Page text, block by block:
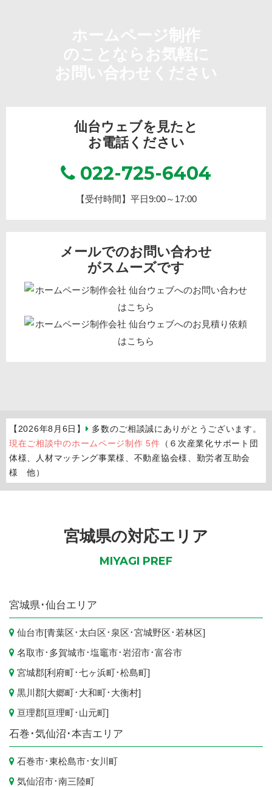
仙台ウェブを見たと
お電話ください
022-725-6404
【受付時間】平日9:00～17:00
メールでのお問い合わせ
がスムーズです
【2026年8月6日】
多数のご相談誠にありがとうございます。
現在ご相談中のホームページ制作 5件 （６次産業化サポート団
体様、人材マッチング事業様、不動産協会様、勤労者互助会
様 他）
宮城県の対応エリア
MIYAGI PREF
宮城県 ･仙台エリア
仙台市[青葉区･ 太白区･ 泉区･宮城野区･ 若林区]
名取市･ 多賀城市･塩竈市･岩沼市･富谷市
宮城郡[利府町･七ヶ浜町･松島町]
黒川郡[大郷町･ 大和町･ 大衡村]
亘理郡[亘理町･ 山元町]
石巻･気仙沼･本吉エリア
石巻市･東松島市･女川町
気仙沼市･南三陸町